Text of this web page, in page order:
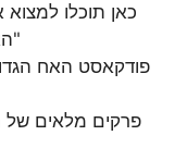
כאן תוכלו